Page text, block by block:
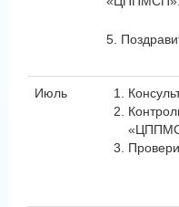
5.
Июль